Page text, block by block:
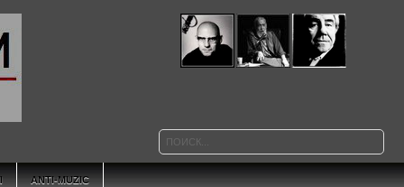
ANTI-MUZIC